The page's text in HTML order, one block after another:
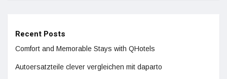
Recent Posts
Comfort and Memorable Stays with QHotels
Autoersatzteile clever vergleichen mit daparto